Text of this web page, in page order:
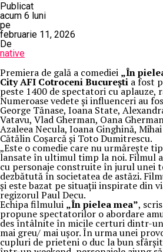
Publicat
acum 6 luni
pe
februarie 11, 2026
De
native
Premiera de gală a comediei „În
City AFI Cotroceni București a fost
peste 1400 de spectatori cu aplauze,
Numeroase vedete și influenceri au
George Tănase, Ioana State,
Vatavu, Vlad Gherman, Oana
Azaleea Necula, Ioana Ginghină,
Cătălin Coșarcă și Toto Dumitrescu.
„Este o comedie care nu urmărește
lansate în ultimul timp la noi. Filmul
cu personaje construite în jurul unei
dezbătută în societatea de astăzi.
și este bazat pe situații inspirate din
regizorul Paul Decu.
Echipa filmului „În pielea mea”,
propune spectatorilor o abordare
des întâlnite în micile certuri dintr-
mai greu/ mai ușor. În urma unei
cupluri de prieteni o duc la bun